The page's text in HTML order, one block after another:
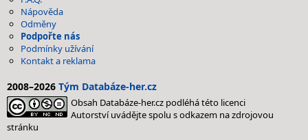
Nápověda
Odměny
Podpořte nás
Podmínky užívání
Kontakt a reklama
2008–2026 Tým Databáze-her.cz
Obsah Databáze-her.cz podléhá této licenci
Autorství uvádějte spolu s odkazem na zdrojovou
stránku